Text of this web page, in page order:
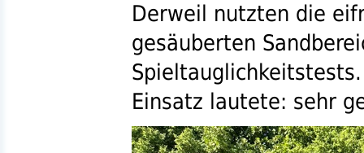
Derweil nutzten die
gesäuberten
Einsatz lautete: sehr